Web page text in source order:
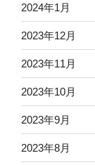
2024年1月
2023年12月
2023年11月
2023年10月
2023年9月
2023年8月